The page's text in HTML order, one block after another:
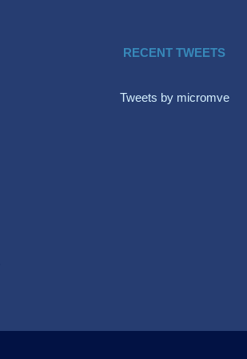
RECENT TWEETS
Tweets by micromve